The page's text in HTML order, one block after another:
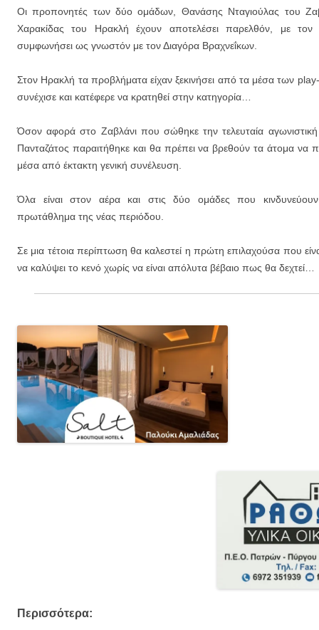
Οι προπονητές των δύο ομάδων, Θανάσης Νταγιούλας του
Χαρακίδας του Ηρακλή έχουν αποτελέσει παρελθόν, με
συμφωνήσει ως γνωστόν με τον Διαγόρα Βραχνεΐκων.
Στον Ηρακλή τα προβλήματα είχαν ξεκινήσει από τα μέσα των
συνέχισε και κατέφερε να κρατηθεί στην κατηγορία…
Όσον αφορά στο Ζαβλάνι που σώθηκε την τελευταία
Πανταζάτος παραιτήθηκε και θα πρέπει να βρεθούν τα άτομα
μέσα από έκτακτη γενική συνέλευση.
Όλα είναι στον αέρα και στις δύο ομάδες που
πρωτάθλημα της νέας περιόδου.
Σε μια τέτοια περίπτωση θα καλεστεί η πρώτη επιλαχούσα που
να καλύψει το κενό χωρίς να είναι απόλυτα βέβαιο πως θα δεχτεί…
Περισσότερα: